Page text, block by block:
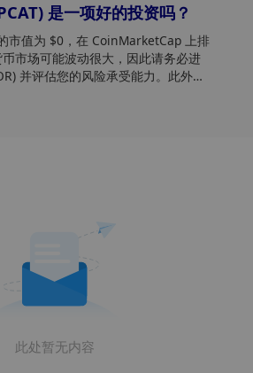
是一项好的投资吗？
市值为 $0，在 CoinMarketCap 上排
市场可能波动很大，因此请务必进
并评估您的风险承受能力。此外，
价格趋势和模式，以找到购买
此处暂无内容